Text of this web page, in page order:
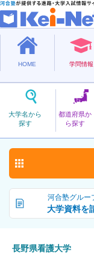
HOME 学問情報
大学名から
探す
都道府県か
ら探す
公立
ながのけんかんご
長野県
河合塾グルー
大学資料を
長野県看護大学